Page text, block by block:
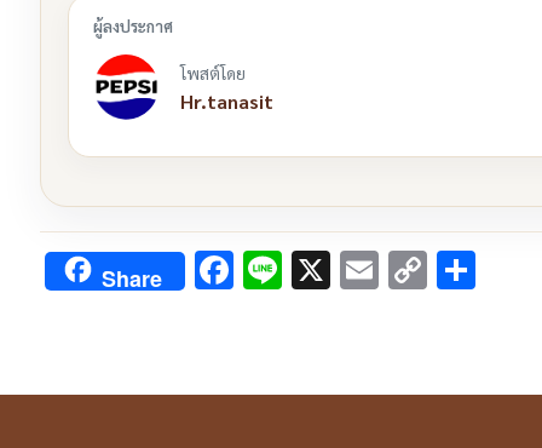
โพสต์โดย
Hr.tanasit
Share Facebook
Line
X Email
Copy